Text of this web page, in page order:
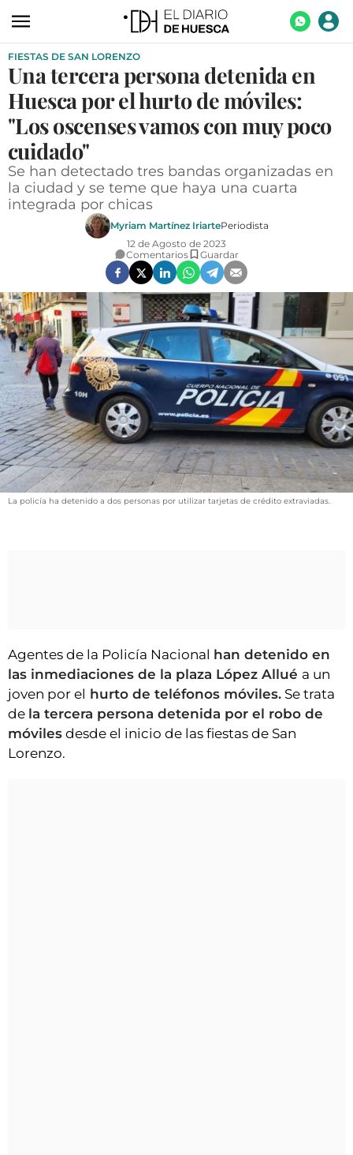
ACTUALIDAD
ECONOMÍA
TECNOLOGÍA
TURISMO
AGROALIMENTACIÓN
DEPORTES
OPINIÓN
GALERÍAS
VÍDEOS
CONTACTAR
FIESTAS EN EL ALTO ARAGÓN
FIESTAS DE SAN LORENZO
AGENDA
CARTELERA
INICIAR SESIÓN
FIESTAS DE SAN LORENZO
Una tercera persona detenida en
Huesca por el hurto de móviles:
"Los oscenses vamos con muy poco
cuidado"
Se han detectado tres bandas organizadas en
la ciudad y se teme que haya una cuarta
integrada por chicas
Myriam Martínez IriartePeriodista
12 de Agosto de 2023
Comentarios
Guardar
La policía ha detenido a dos personas por utilizar tarjetas de crédito extraviadas.
Agentes de la Policía Nacional han detenido en
las inmediaciones de la plaza López Allué a un
joven por el hurto de teléfonos móviles. Se trata
de la tercera persona detenida por el robo de
móviles desde el inicio de las fiestas de San
Lorenzo.